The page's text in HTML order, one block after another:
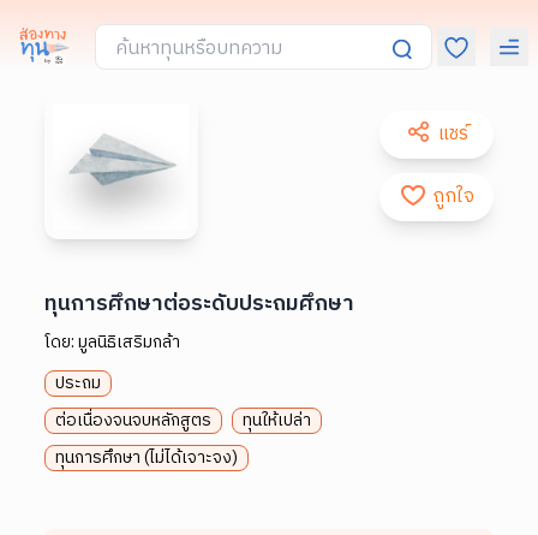
แชร์
ถูกใจ
ทุนการศึกษาต่อระดับประถมศึกษา
โดย:มูลนิธิเสริมกล้า
ประถม
ต่อเนื่องจนจบหลักสูตร
ทุนให้เปล่า
ทุนการศึกษา (ไม่ได้เจาะจง)